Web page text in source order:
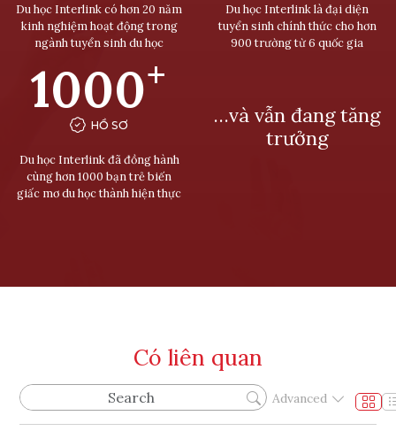
Du học Interlink có hơn 20 năm
kinh nghiệm hoạt động trong
ngành tuyển sinh du học
Du học Interlink là đại diện
tuyển sinh chính thức cho hơn
900 trường từ 6 quốc gia
1000+
HỒ SƠ
Du học Interlink đã đồng hành
cùng hơn 1000 bạn trẻ biến
giấc mơ du học thành hiện thực
…và vẫn đang tăng
trưởng
Có liên quan
Advanced